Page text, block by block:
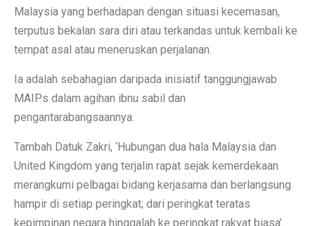
Malaysia yang berhadapan dengan situasi kecemasan,
terputus bekalan sara diri atau terkandas untuk kembali ke
tempat asal atau meneruskan perjalanan.
Ia adalah sebahagian daripada inisiatif tanggungjawab
MAIPs dalam agihan ibnu sabil dan
pengantarabangsaannya.
Tambah Datuk Zakri, ‘Hubungan dua hala Malaysia dan
United Kingdom yang terjalin rapat sejak kemerdekaan
merangkumi pelbagai bidang kerjasama dan berlangsung
hampir di setiap peringkat; dari peringkat teratas
kepimpinan negara hinggalah ke peringkat rakyat biasa’.